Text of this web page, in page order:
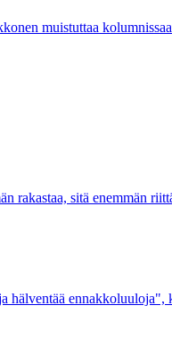
muistuttaa
rakastaa, sitä enemmän
hälventää